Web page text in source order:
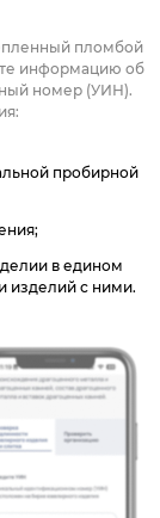
пломбой
информацию об
номер (УИН).
пробирной
в едином
изделий с ними.